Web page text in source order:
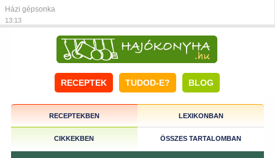
Házi gépsonka
13:13
RECEPTEK TUDOD-E? BLOG
RECEPTEKBEN LEXIKONBAN
CIKKEKBEN ÖSSZES TARTALOMBAN